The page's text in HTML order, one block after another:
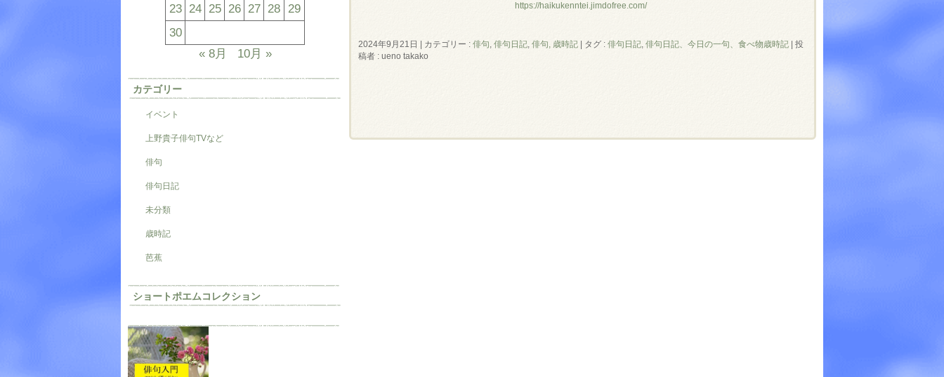
https://haikukenntei.jimdofree.com/
2024年9月21日 カテゴリー : 俳句 俳句日記 俳句, 歳時記 タグ : 俳句日記 俳句日記、今日の一句、食べ物歳時記
投
稿者 : ueno takako
23 24 25 26 27 28 29
30
« 8月
10月 »
カテゴリー
イベント
上野貴子俳句TVなど
俳句
俳句日記
未分類
歳時記
芭蕉
ショートポエムコレクション